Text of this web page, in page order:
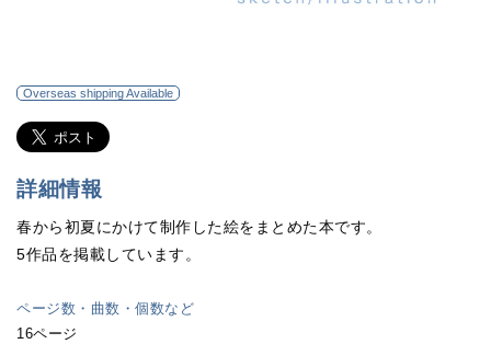
Overseas shipping Available
詳細情報
春から初夏にかけて制作した絵をまとめた本です。
5作品を掲載しています。
ページ数・曲数・個数など
16ページ